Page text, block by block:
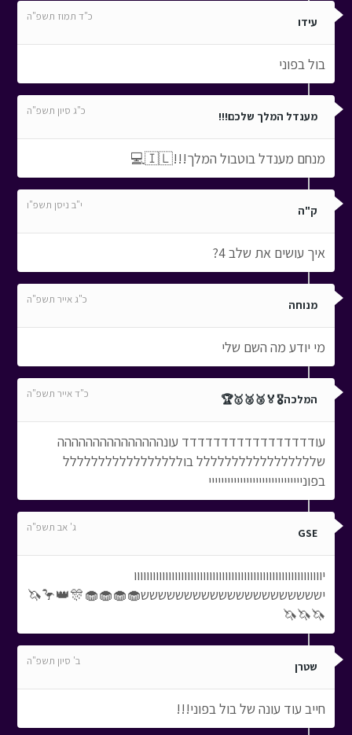
עידו כ"ד תמוז תשפ"ה
בול בפוני
מענדל המלך שלכם!!! כ"ג סיון תשפ"ה
מנחם מענדל בוטבול המלך!!!🇮🇱💻
ק"ה י"ב ניסן תשפ"ו
איך עושים את שלב 4?
מנוחה כ"ג אייר תשפ"ה
מי יודע מה השם שלי
המלכה🎖️🏅🥉🥈🥇🏆 כ"ד אייר תשפ"ה
עודדדדדדדדדדדדדדדדד עונההההההההההההההה
שללללללללללללללללל בוללללללללללללללללל
בפוניייייייייייייייייייייייייייייי
GSE ג' אב תשפ"ה
יוווווווווווווווווווווווווווווווווווווווווווווווווווווווווווו
יששששששששששששששששששששש🧁🧁🧁🧁🎊👑🦩🦄
🦄🦄🦄
שטרן ב' סיון תשפ"ה
חייב עוד עונה של בול בפוני!!!